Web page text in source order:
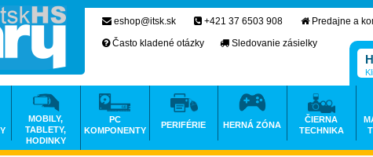
eshop@itsk.sk +421 37 6503 908
Predajne a
Často kladené otázky
Sledovanie zásielky
MOBILY,
TABLETY,
HODINKY
PC
KOMPONENTY
PERIFÉRIE HERNÁ ZÓNA
ČIERNA
TECHNIKA